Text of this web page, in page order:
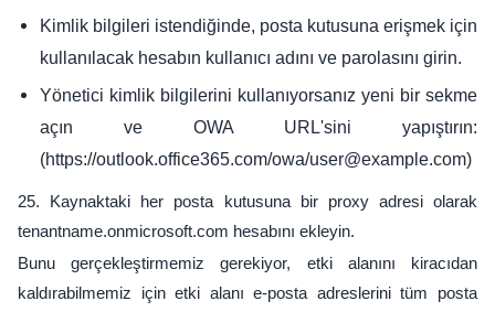
Kimlik bilgileri istendiğinde, posta kutusuna erişmek için
kullanılacak hesabın kullanıcı adını ve parolasını girin.
Yönetici kimlik bilgilerini kullanıyorsanız yeni bir sekme
açın ve OWA URL'sini yapıştırın:
(https://outlook.office365.com/owa/user@example.com)
25. Kaynaktaki her posta kutusuna bir proxy adresi olarak
tenantname.onmicrosoft.com hesabını ekleyin.
Bunu gerçekleştirmemiz gerekiyor, etki alanını kiracıdan
kaldırabilmemiz için etki alanı e-posta adreslerini tüm posta